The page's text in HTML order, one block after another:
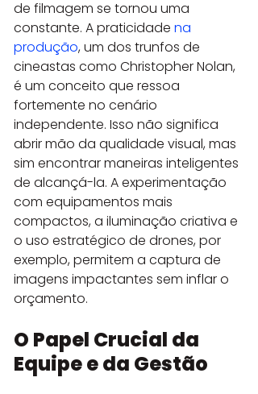
de filmagem se tornou uma
constante. A praticidade na
produção, um dos trunfos de
cineastas como Christopher Nolan,
é um conceito que ressoa
fortemente no cenário
independente. Isso não significa
abrir mão da qualidade visual, mas
sim encontrar maneiras inteligentes
de alcançá-la. A experimentação
com equipamentos mais
compactos, a iluminação criativa e
o uso estratégico de drones, por
exemplo, permitem a captura de
imagens impactantes sem inflar o
orçamento.
O Papel Crucial da
Equipe e da Gestão